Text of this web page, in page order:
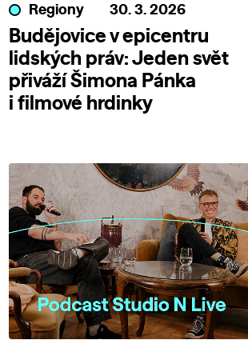
Regiony 30. 3. 2026
Budějovice v epicentru
lidských práv: Jeden svět
přiváží Šimona Pánka
i filmové hrdinky